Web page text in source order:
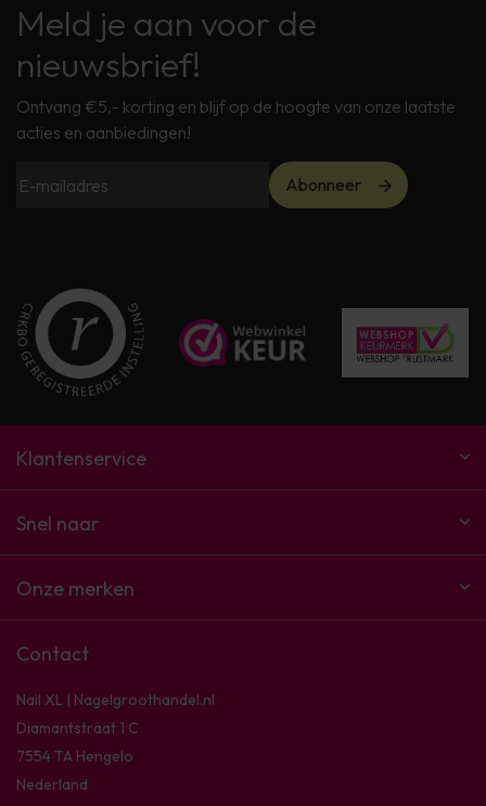
Meld je aan voor de
nieuwsbrief!
Ontvang €5,- korting en blijf op de hoogte van onze laatste
acties en aanbiedingen!
Abonneer
Klantenservice
Snel naar
Onze merken
Contact
Nail XL | Nagelgroothandel.nl
Diamantstraat 1 C
7554 TA Hengelo
Nederland